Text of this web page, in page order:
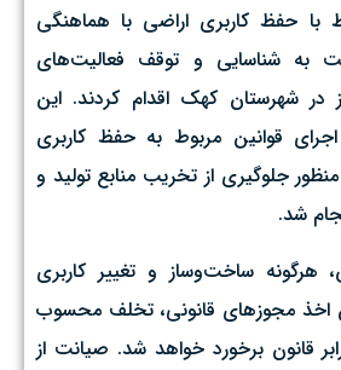
با حفظ کاربری اراضی با هماهنگی
به شناسایی و توقف فعالیت‌های
در شهرستان کهک اقدام کردند. این
قوانین مربوط به حفظ کاربری
جلوگیری از تخریب منابع تولید و
شد.
هرگونه ساخت‌وساز و تغییر کاربری
اخذ مجوزهای قانونی، تخلف محسوب
قانون برخورد خواهد شد. صیانت از